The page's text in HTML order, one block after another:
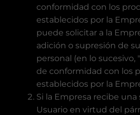
conformidad con los
establecidos por la
puede solicitar a la
adición o supresión de
personal (en lo sucesivo,
de conformidad con los
establecidos por la
Si la Empresa recibe
Usuario en virtud del